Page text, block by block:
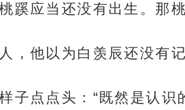
蹊应当还没有出生。那
，他以为白羡辰还没有
子点点头：“既然是认